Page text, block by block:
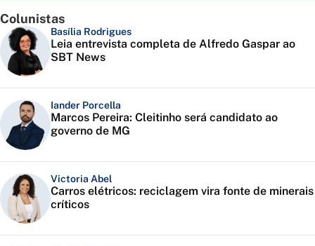
Colunistas
Basília Rodrigues
Leia entrevista completa de Alfredo Gaspar ao
SBT News
Iander Porcella
Marcos Pereira: Cleitinho será candidato ao
governo de MG
Victoria Abel
Carros elétricos: reciclagem vira fonte de minerais
críticos